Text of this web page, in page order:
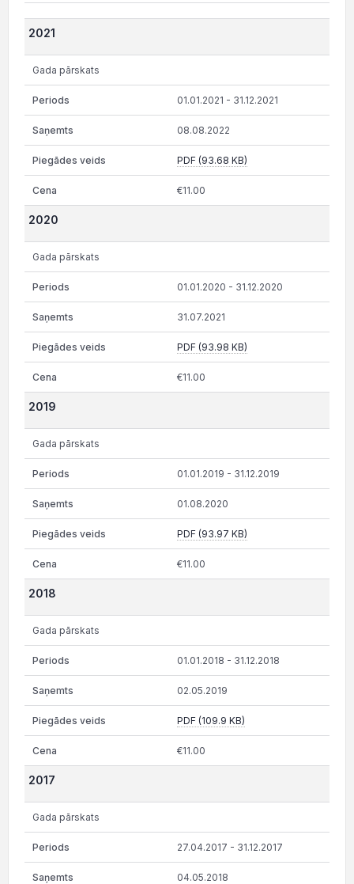
2021
Gada pārskats
01.01.2021 - 31.12.2021
08.08.2022
PDF (93.68 KB)
€11.00
2020
Gada pārskats
01.01.2020 - 31.12.2020
31.07.2021
PDF (93.98 KB)
€11.00
2019
Gada pārskats
01.01.2019 - 31.12.2019
01.08.2020
PDF (93.97 KB)
€11.00
2018
Gada pārskats
01.01.2018 - 31.12.2018
02.05.2019
PDF (109.9 KB)
€11.00
2017
Gada pārskats
27.04.2017 - 31.12.2017
04.05.2018